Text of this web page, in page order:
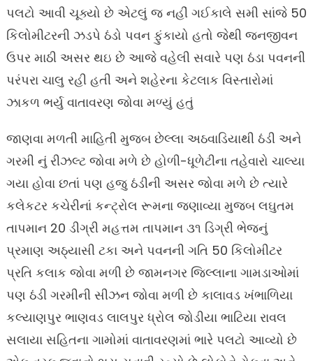
પલટો આવી ચૂક્યો છે એટલું જ નહીં ગઈકાલે સમી સાંજે 50
કિલોમીટરની ઝડપે ઠંડો પવન ફુંકાયો હતો જેથી જનજીવન
ઉપર માઠી અસર થઇ છે આજે વહેલી સવારે પણ ઠંડા પવનની
પરંપરા ચાલુ રહી હતી અને શહેરના કેટલાક વિસ્તારોમાં
ઝાકળ ભર્યુ વાતાવરણ જોવા મળ્યું હતું
જાણવા મળતી માહિતી મુજબ છેલ્લા અઠવાડિયાથી ઠંડી અને
ગરમી નું રીઝલ્ટ જોવા મળે છે હોળી-ધૂળેટીના તહેવારો ચાલ્યા
ગયા હોવા છતાં પણ હજુ ઠંડીની અસર જોવા મળે છે ત્યારે
કલેકટર કચેરીનાં કન્ટ્રોલ રૂમના જણાવ્યા મુજબ લઘુતમ
તાપમાન 20 ડીગ્રી મહત્તમ તાપમાન ૩૧ ડિગ્રી ભેજનું
પ્રમાણ અઠ્યાસી ટકા અને પવનની ગતિ 50 કિલોમીટર
પ્રતિ કલાક જોવા મળી છે જામનગર જિલ્લાના ગામડાઓમાં
પણ ઠંડી ગરમીની સીઝન જોવા મળી છે કાલાવડ ખંભાળિયા
કલ્યાણપુર ભાણવડ લાલપુર ધ્રોલ જોડીયા ભાટિયા રાવલ
સલાયા સહિતના ગામોમાં વાતાવરણમાં ભારે પલટો આવ્યો છે